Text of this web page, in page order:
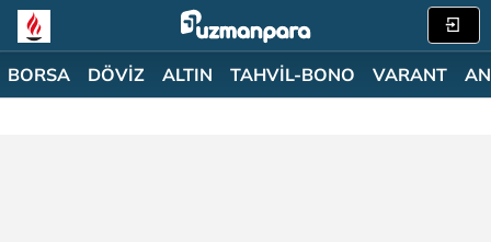
BORSA DÖVİZ ALTIN TAHVİL-BONO VARANT